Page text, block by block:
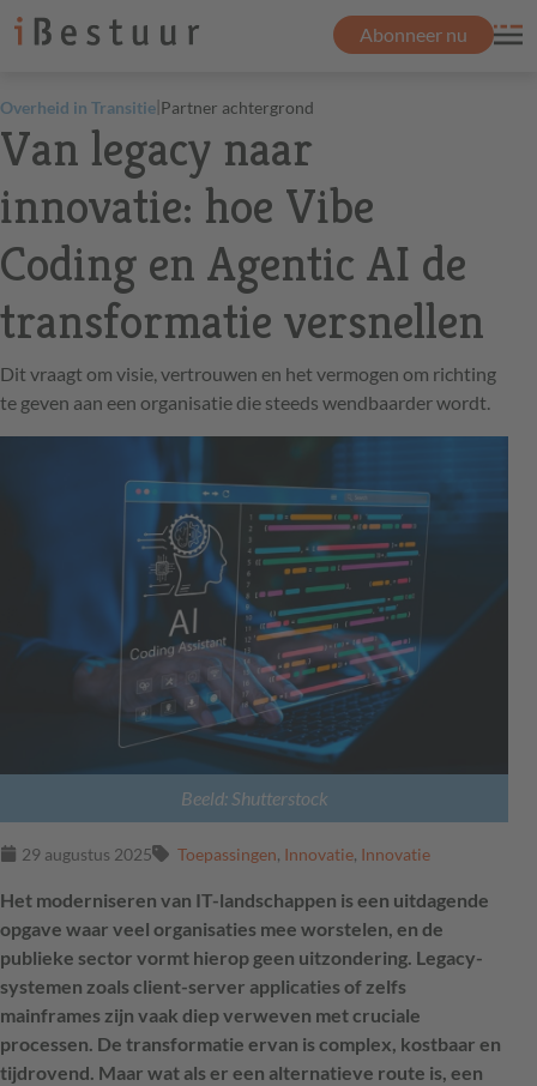
Abonneer nu
Overheid in Transitie|Partner achtergrond
Van legacy naar
innovatie: hoe Vibe
Coding en Agentic AI de
transformatie versnellen
Dit vraagt om visie, vertrouwen en het vermogen om richting
te geven aan een organisatie die steeds wendbaarder wordt.
Beeld: Shutterstock
29 augustus 2025 Toepassingen, Innovatie, Innovatie
Het moderniseren van IT-landschappen is een uitdagende
opgave waar veel organisaties mee worstelen, en de
publieke sector vormt hierop geen uitzondering. Legacy-
systemen zoals client-server applicaties of zelfs
mainframes zijn vaak diep verweven met cruciale
processen. De transformatie ervan is complex, kostbaar en
tijdrovend. Maar wat als er een alternatieve route is, een